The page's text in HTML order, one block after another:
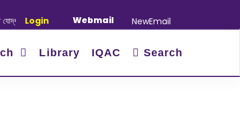
স্মরণে আলোচনা সভা ও দোয়া অনুষ্ঠান সংক্রান্ত|January-June/2025
Login Webmail NewEmail
Library IQAC Search